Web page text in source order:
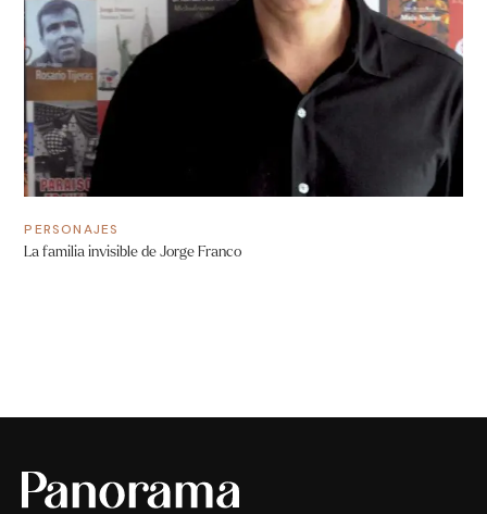
PERSONAJES
La familia invisible de Jorge Franco